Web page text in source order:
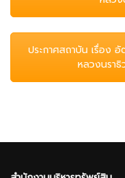
ประกาศสถาบัน เรื่อง
หลวงนรา